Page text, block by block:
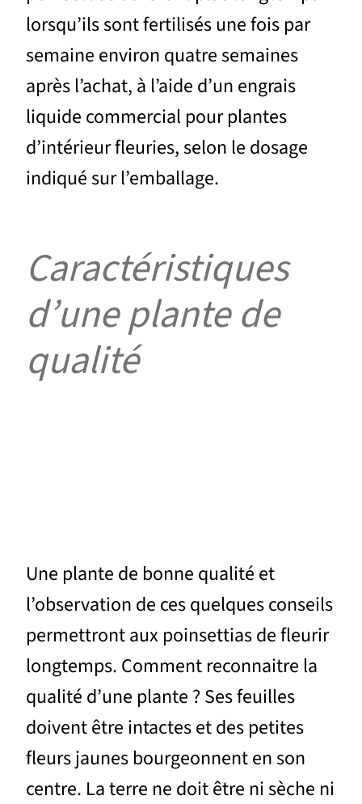
lorsqu’ils sont fertilisés une fois par
semaine environ quatre semaines
après l’achat, à l’aide d’un engrais
liquide commercial pour plantes
d’intérieur fleuries, selon le dosage
indiqué sur l’emballage.
Caractéristiques
d’une plante de
qualité
Une plante de bonne qualité et
l’observation de ces quelques conseils
permettront aux poinsettias de fleurir
longtemps. Comment reconnaitre la
qualité d’une plante ? Ses feuilles
doivent être intactes et des petites
fleurs jaunes bourgeonnent en son
centre. La terre ne doit être ni sèche ni